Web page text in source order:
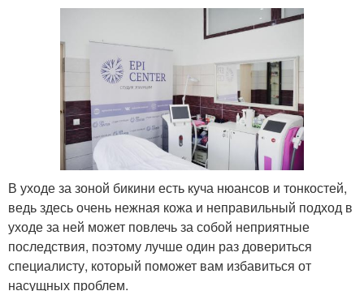
В уходе за зоной бикини есть куча нюансов и тонкостей,
ведь здесь очень нежная кожа и неправильный подход в
уходе за ней может повлечь за собой неприятные
последствия, поэтому лучше один раз довериться
специалисту, который поможет вам избавиться от
насущных проблем.